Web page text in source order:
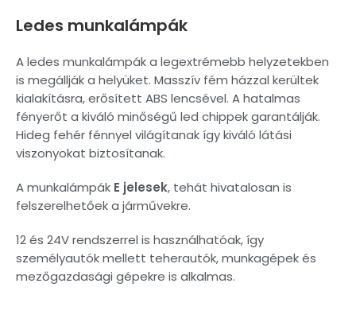
Ledes munkalámpák
A ledes munkalámpák a legextrémebb helyzetekben
is megállják a helyüket. Masszív fém házzal kerültek
kialakításra, erősített ABS lencsével. A hatalmas
fényerőt a kiváló minőségű led chippek garantálják.
Hideg fehér fénnyel világítanak így kiváló látási
viszonyokat biztosítanak.
A munkalámpák E jelesek, tehát hivatalosan is
felszerelhetőek a járművekre.
12 és 24V rendszerrel is használhatóak, így
személyautók mellett teherautók, munkagépek és
mezőgazdasági gépekre is alkalmas.